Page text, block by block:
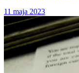
11 maja 2023